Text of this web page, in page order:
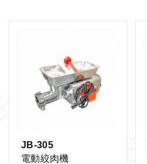
JB-305
電動絞肉機